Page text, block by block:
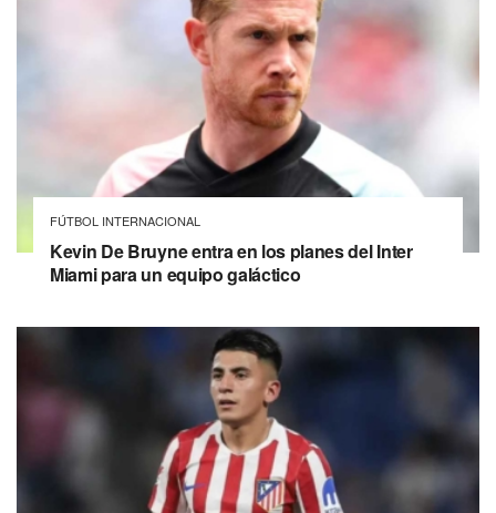
FÚTBOL INTERNACIONAL
Kevin De Bruyne entra en los planes del Inter
Miami para un equipo galáctico